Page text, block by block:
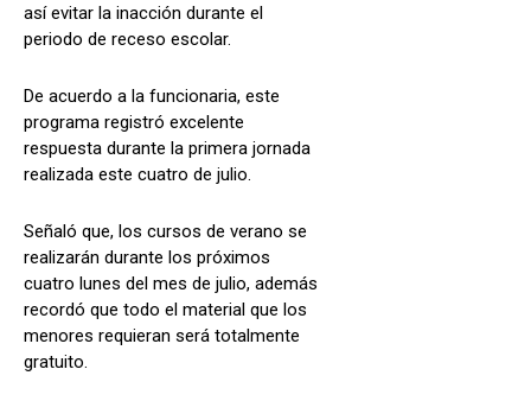
así evitar la inacción durante el
periodo de receso escolar.
De acuerdo a la funcionaria, este
programa registró excelente
respuesta durante la primera jornada
realizada este cuatro de julio.
Señaló que, los cursos de verano se
realizarán durante los próximos
cuatro lunes del mes de julio, además
recordó que todo el material que los
menores requieran será totalmente
gratuito.